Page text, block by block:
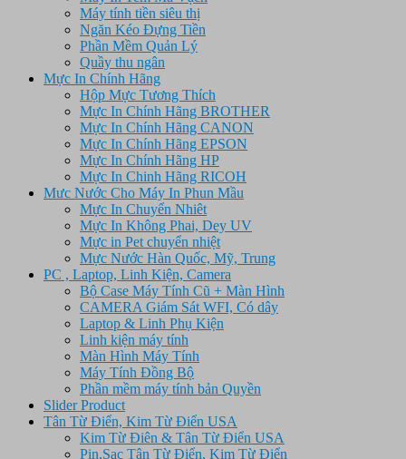
Máy tính tiền siêu thị
Ngăn Kéo Đựng Tiền
Phần Mềm Quản Lý
Quầy thu ngân
Mực In Chính Hãng
Hộp Mực Tương Thích
Mực In Chính Hãng BROTHER
Mực In Chính Hãng CANON
Mực In Chính Hãng EPSON
Mực In Chính Hãng HP
Mực In Chinh Hãng RICOH
Mưc Nước Cho Máy In Phun Mầu
Mực In Chuyển Nhiêt
Mực In Không Phai, Dey UV
Mực in Pet chuyển nhiệt
Mực Nước Hàn Quốc, Mỹ, Trung
PC , Laptop, Linh Kiện, Camera
Bộ Case Máy Tính Cũ + Màn Hình
CAMERA Giám Sát WFI, Có dây
Laptop & Linh Phụ Kiện
Linh kiện máy tính
Màn Hình Máy Tính
Máy Tính Đồng Bộ
Phần mềm máy tính bản Quyền
Slider Product
Tân Từ Điển, Kim Từ Điển USA
Kim Từ Điên & Tân Từ Điển USA
Pin,Sạc Tân Từ Điển, Kim Từ Điển